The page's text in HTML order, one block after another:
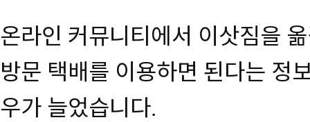
온라인 커뮤니티에서 이삿짐을
방문 택배를 이용하면 된다는 정
우가 늘었습니다.